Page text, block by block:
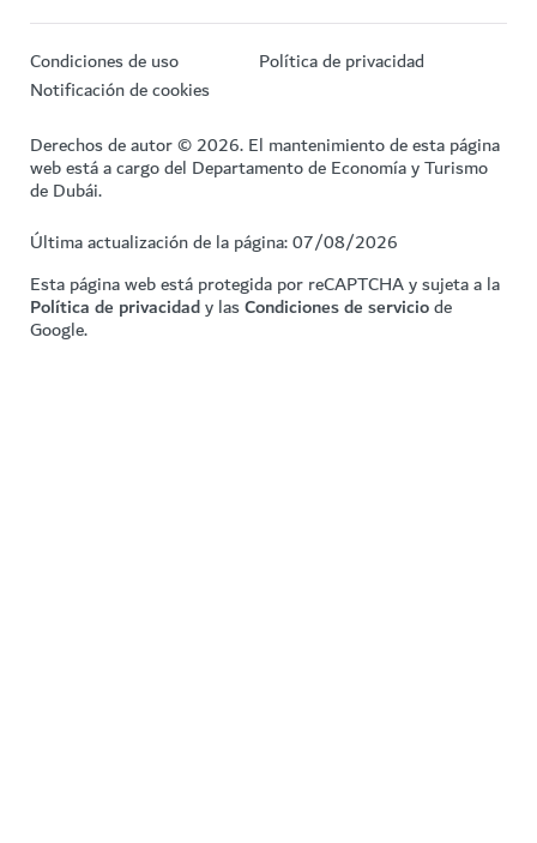
Condiciones de uso
Política de privacidad
Notificación de cookies
Derechos de autor © 2026. El mantenimiento de esta página
web está a cargo del Departamento de Economía y Turismo
de Dubái.
Última actualización de la página: 07/08/2026
Esta página web está protegida por reCAPTCHA y sujeta a la
Política de privacidady lasCondiciones de serviciode
Google.